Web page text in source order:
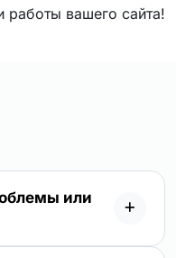
работы вашего сайта!
или